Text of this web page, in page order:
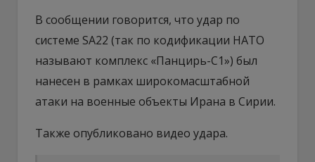
В сообщении говорится, что удар по
системе SA22 (так по кодификации НАТО
называют комплекс «Панцирь-С1») был
нанесен в рамках широкомасштабной
атаки на военные объекты Ирана в Сирии.
Также опубликовано видео удара.